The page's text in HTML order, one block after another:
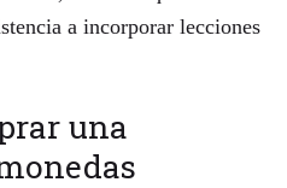
a incorporar lecciones
una